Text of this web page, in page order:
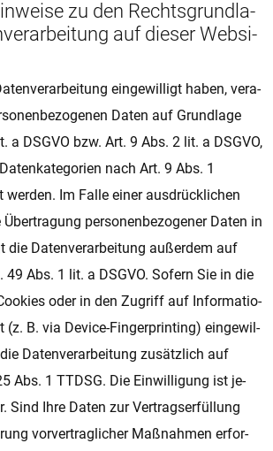
zu den Rechts­grund­la­
auf die­ser Web­si­
ein­ge­wil­ligt haben, ver­a­
Daten auf Grund­la­ge
a DSGVO bzw. Art. 9 Abs. 2 lit. a DSGVO,
nach Art. 9 Abs. 1
wer­den. Im Falle einer aus­drü­ck­li­chen
per­so­nen­be­zo­ge­ner Daten in
die Da­ten­ver­a­r­bei­tung au­ßer­dem auf
49 Abs. 1 lit. a DSGVO. So­fern Sie in die
oder in den Zu­griff auf In­for­ma­ti­o­
(z. B. via De­vice-Fin­ger­prin­ting) ein­ge­wil­
Da­ten­ver­a­r­bei­tung zu­sätz­lich auf
Abs. 1 TTDSG. Die Ein­wil­li­gung ist je­
Sind Ihre Daten zur Ver­trags­er­fül­lung
vor­ver­trag­li­cher Maß­nah­men er­for­